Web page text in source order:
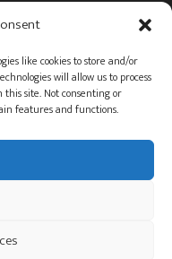
like cookies to store and/or
will allow us to process
site. Not consenting or
features and functions.